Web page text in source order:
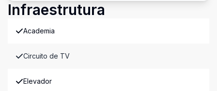
Infraestrutura
Academia
Circuito de TV
Elevador